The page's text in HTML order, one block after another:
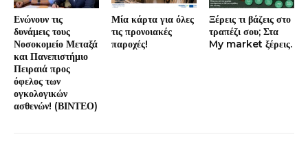
Ενώνουν τις
δυνάμεις τους
Νοσοκομείο Μεταξά
και Πανεπιστήμιο
Πειραιά προς
όφελος των
ογκολογικών
ασθενών! (ΒΙΝΤΕΟ)
Μία κάρτα για όλες
τις προνοιακές
παροχές!
Ξέρεις τι βάζεις στο
τραπέζι σου; Στα
My market ξέρεις.